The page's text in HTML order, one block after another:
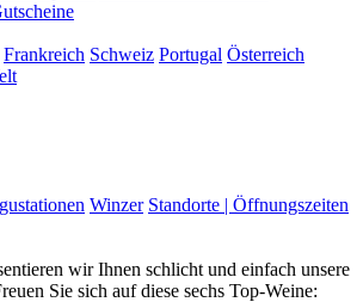
Frankreich Schweiz Portugal Österreich
Winzer Standorte | Öffnungszeiten
wir Ihnen schlicht und einfach unsere
Sie sich auf diese sechs Top-Weine: